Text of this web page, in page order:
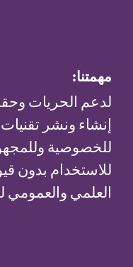
مهمتنا:
لدعم الحريات
إنشاء ونشر
للخصوصية
للاستخدام بدون
العلمي والعمومي